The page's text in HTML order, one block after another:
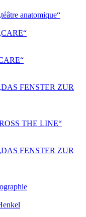
anatomique“
FENSTER ZUR
THE LINE“
FENSTER ZUR